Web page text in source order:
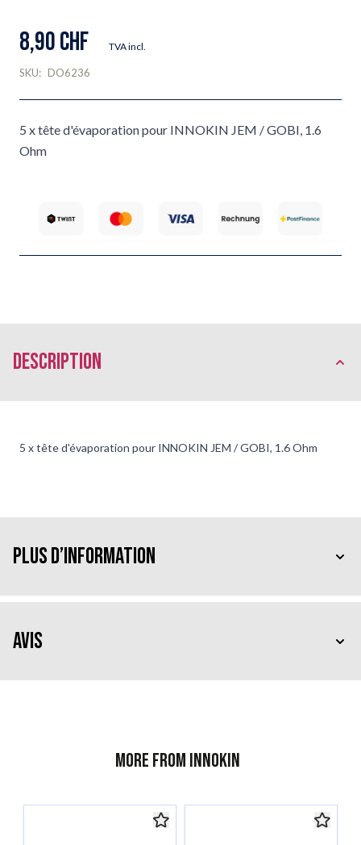
8,90 CHF TVA incl.
SKU: DO6236
5 x tête d'évaporation pour INNOKIN JEM / GOBI, 1.6
Ohm
Description
5 x tête d'évaporation pour INNOKIN JEM / GOBI, 1.6 Ohm
Plus d’information
Avis
More from Innokin